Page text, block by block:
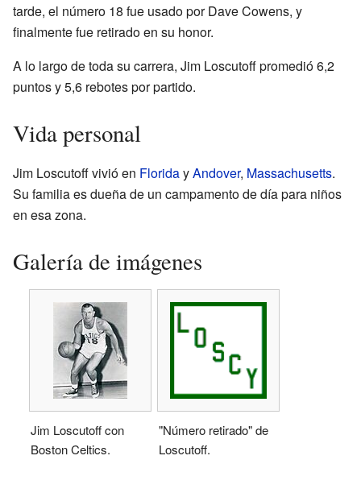
tarde, el número 18 fue usado por Dave Cowens, y
finalmente fue retirado en su honor.
A lo largo de toda su carrera, Jim Loscutoff promedió 6,2
puntos y 5,6 rebotes por partido.
Vida personal
Jim Loscutoff vivió en FloridayAndover, Massachusetts.
Su familia es dueña de un campamento de día para niños
en esa zona.
Galería de imágenes
Jim Loscutoff con
Boston Celtics.
"Número retirado" de
Loscutoff.